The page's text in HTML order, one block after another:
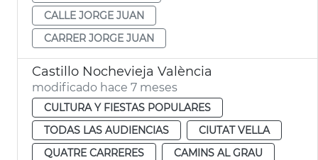
CALLE JORGE JUAN
CARRER JORGE JUAN
Castillo Nochevieja València
modificado hace 7 meses
CULTURA Y FIESTAS POPULARES
TODAS LAS AUDIENCIAS
CIUTAT VELLA
QUATRE CARRERES
CAMINS AL GRAU